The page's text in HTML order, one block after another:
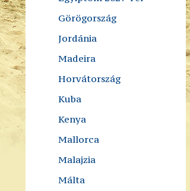
Görögország
Jordánia
Madeira
Horvátország
Kuba
Kenya
Mallorca
Malajzia
Málta